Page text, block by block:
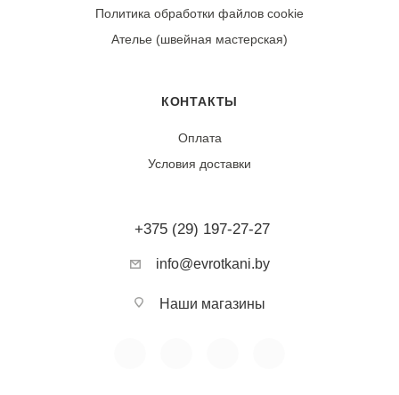
Политика обработки файлов cookie
Ателье (швейная мастерская)
КОНТАКТЫ
Оплата
Условия доставки
+375 (29) 197-27-27
info@evrotkani.by
Наши магазины